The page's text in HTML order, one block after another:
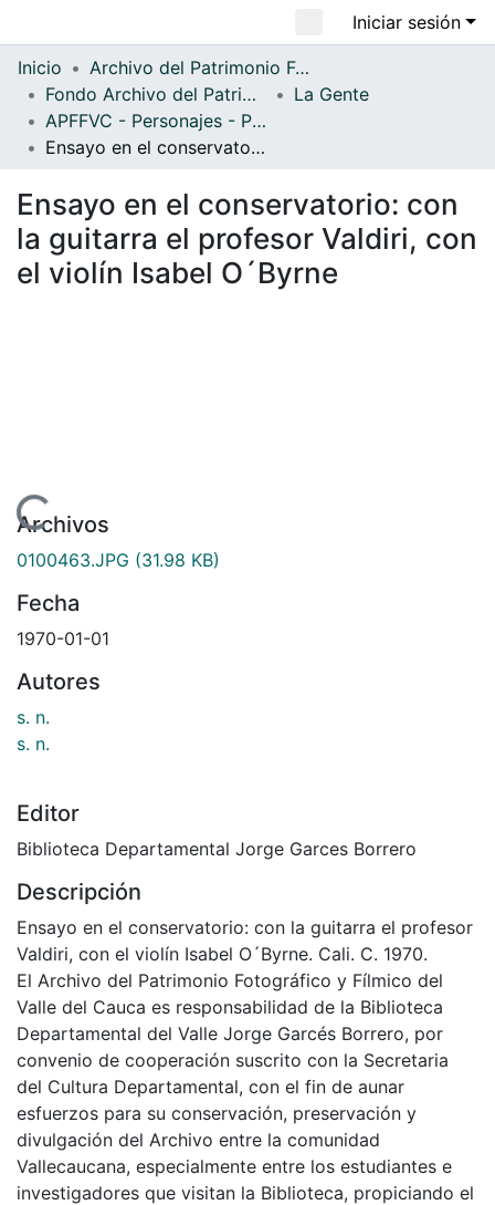
Todo DSpace
Estadísticas
Iniciar sesión
Inicio
Archivo del Patrimonio Fotográfico y Fílmico del Valle del Cauca
Fondo Archivo del Patrimonio Fotográfico y Fílmico del Valle del Cauca
La Gente
APFFVC - Personajes - Patrimonial
Ensayo en el conservatorio: con la guitarra el profesor Valdiri, con el violín Isabel O´Byrne
Ensayo en el conservatorio: con
la guitarra el profesor Valdiri, con
el violín Isabel O´Byrne
Archivos
0100463.JPG (31.98 KB)
Fecha
1970-01-01
Autores
s. n.
s. n.
Editor
Biblioteca Departamental Jorge Garces Borrero
Descripción
Ensayo en el conservatorio: con la guitarra el profesor
Valdiri, con el violín Isabel O´Byrne. Cali. C. 1970.
El Archivo del Patrimonio Fotográfico y Fílmico del
Valle del Cauca es responsabilidad de la Biblioteca
Departamental del Valle Jorge Garcés Borrero, por
convenio de cooperación suscrito con la Secretaria
del Cultura Departamental, con el fin de aunar
esfuerzos para su conservación, preservación y
divulgación del Archivo entre la comunidad
Vallecaucana, especialmente entre los estudiantes e
investigadores que visitan la Biblioteca, propiciando el